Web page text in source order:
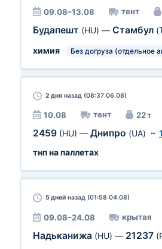
09.08–13.08 тент
Будапешт (HU) — Стамбул
химия
Без догруза (отдельное
2 дня назад (08:37 06.08)
10.08 тент 22 т
2459 (HU) — Днипро (UA) ~
тнп на паллетах
5 дней назад (01:58 04.08)
09.08–24.08 крытая
Надьканижа (HU) — 21237